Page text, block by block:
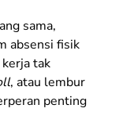
sama,
absensi fisik
tak
, atau lembur
penting